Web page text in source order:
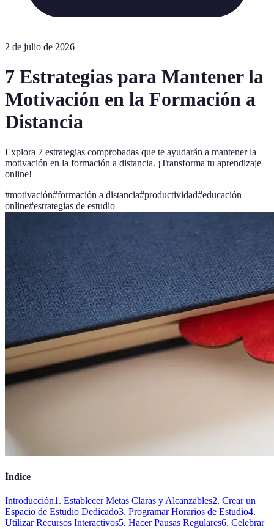
2 de julio de 2026
7 Estrategias para Mantener la
Motivación en la Formación a
Distancia
Explora 7 estrategias comprobadas que te ayudarán a mantener la
motivación en la formación a distancia. ¡Transforma tu aprendizaje
online!
#motivación#formación a distancia#productividad#educación
online#estrategias de estudio
Índice
Introducción1. Establecer Metas Claras y Alcanzables2. Crear un
Espacio de Estudio Dedicado3. Programar Horarios de Estudio4.
Utilizar Recursos Interactivos5. Hacer Pausas Regulares6. Celebrar